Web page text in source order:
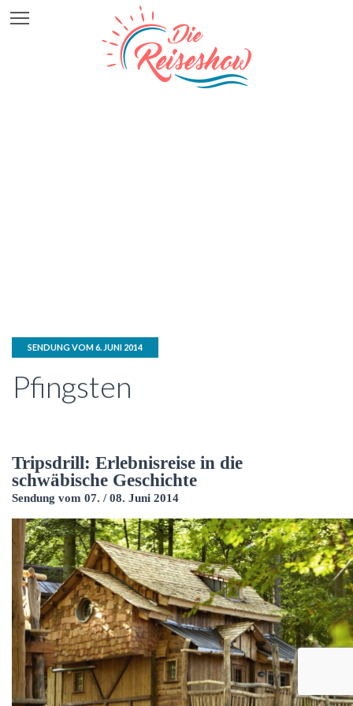
SENDUNG VOM 6. JUNI 2014
Pfingsten
Tripsdrill: Erlebnisreise in die
schwäbische Geschichte
Sendung vom 07. / 08. Juni 2014